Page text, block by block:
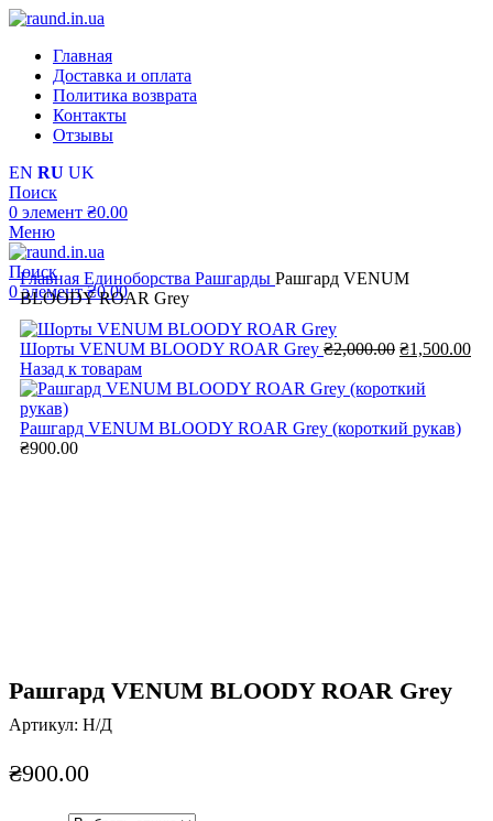
Главная
Доставка и оплата
Политика возврата
Контакты
Отзывы
EN RU UK
Поиск
0 элемент ₴0.00
Меню
Поиск
0элемент ₴0.00
Главная Единоборства Рашгарды Рашгард VENUM
BLOODY ROAR Grey
Шорты VENUM BLOODY ROAR Grey ₴2,000.00
составляла
₴1,500.00
Назад к товарам
Рашгард VENUM BLOODY ROAR Grey (короткий рукав)
₴900.00
Рашгард VENUM BLOODY ROAR Grey
Артикул: Н/Д
₴900.00